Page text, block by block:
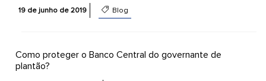
19 de junho de 2019 Blog
Como proteger o Banco Central do governante de
plantão?